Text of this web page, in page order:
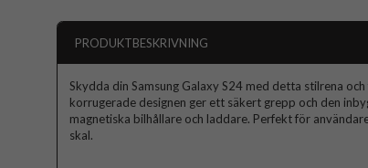
PRODUKTBESKRIVNING
Skydda din Samsung Galaxy S24 med detta stilrena
korrugerade designen ger ett säkert grepp och den
magnetiska bilhållare och laddare. Perfekt för
skal.